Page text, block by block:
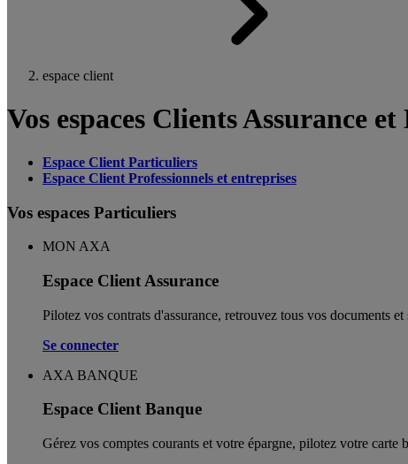
espace client
Vos espaces Clients Assurance et
Espace Client Particuliers
Espace Client Professionnels et entreprises
Vos espaces Particuliers
MON AXA
Espace Client Assurance
Pilotez vos contrats d'assurance, retrouvez tous vos documents
Se connecter
AXA BANQUE
Espace Client Banque
Gérez vos comptes courants et votre épargne, pilotez votre carte